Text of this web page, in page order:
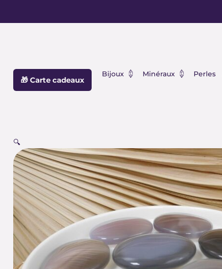
🎁 Carte cadeaux
Bijoux Ouvrir Bijoux
Minéraux OuvrirPerles
🔍